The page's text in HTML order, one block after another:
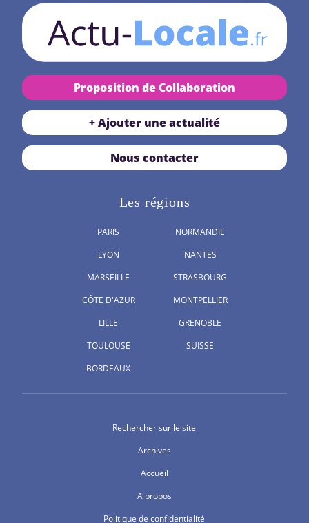
Proposition de Collaboration
+ Ajouter une actualité
Nous contacter
Les régions
PARIS
LYON
MARSEILLE
CÔTE D'AZUR
LILLE
TOULOUSE
BORDEAUX
NORMANDIE
NANTES
STRASBOURG
MONTPELLIER
GRENOBLE
SUISSE
Rechercher sur le site
Archives
Accueil
A propos
Politique de confidentialité